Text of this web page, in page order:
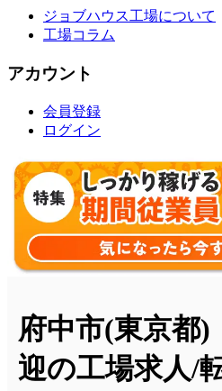
ジョブハウス工場について
工場コラム
アカウント
会員登録
ログイン
府中市(東京都)
迎の工場求人/